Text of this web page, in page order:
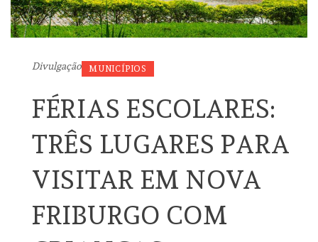
Divulgação MUNICÍPIOS
FÉRIAS ESCOLARES:
TRÊS LUGARES PARA
VISITAR EM NOVA
FRIBURGO COM